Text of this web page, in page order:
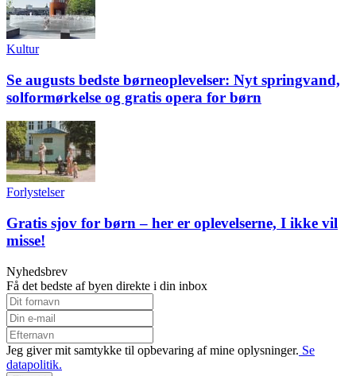
Kultur
Se augusts bedste børneoplevelser: Nyt springvand,
solformørkelse og gratis opera for børn
Forlystelser
Gratis sjov for børn – her er oplevelserne, I ikke vil
misse!
Nyhedsbrev
Få det bedste af byen direkte i din inbox
Jeg giver mit samtykke til opbevaring af mine oplysninger. Se
datapolitik.